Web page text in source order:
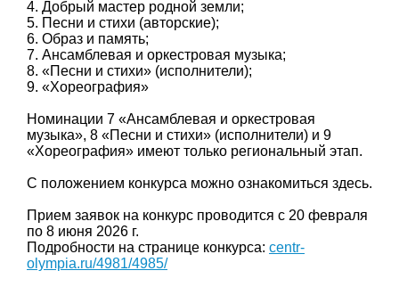
4. Добрый мастер родной земли;
5. Песни и стихи (авторские);
6. Образ и память;
7. Ансамблевая и оркестровая музыка;
8. «Песни и стихи» (исполнители);
9. «Хореография»
Номинации 7 «Ансамблевая и оркестровая
музыка», 8 «Песни и стихи» (исполнители) и 9
«Хореография» имеют только региональный этап.
С положением конкурса можно ознакомиться здесь.
Прием заявок на конкурс проводится с 20 февраля
по 8 июня 2026 г.
Подробности на странице конкурса: centr-
olympia.ru/4981/4985/